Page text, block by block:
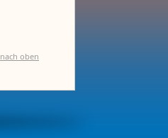
nach oben